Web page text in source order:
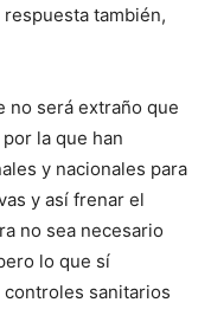
también,
no será extraño que
la que han
y nacionales para
y así frenar el
no sea necesario
lo que sí
sanitarios